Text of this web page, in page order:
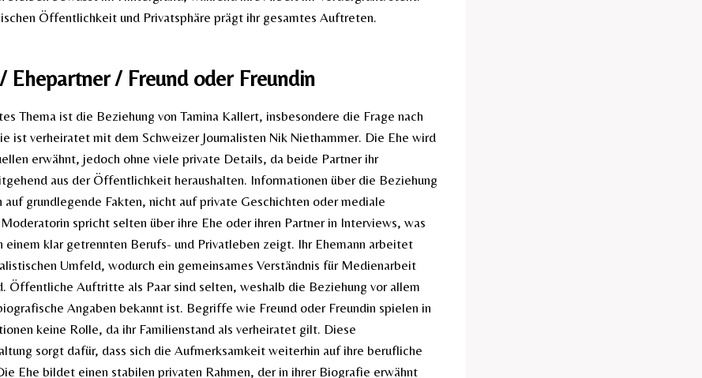
Öffentlichkeit und Privatsphäre prägt ihr gesamtes Auftreten.
Ehepartner / Freund oder Freundin
Thema ist die Beziehung von Tamina Kallert, insbesondere die Frage nach
ist verheiratet mit dem Schweizer Journalisten Nik Niethammer. Die Ehe wird
erwähnt, jedoch ohne viele private Details, da beide Partner ihr
aus der Öffentlichkeit heraushalten. Informationen über die Beziehung
auf grundlegende Fakten, nicht auf private Geschichten oder mediale
spricht selten über ihre Ehe oder ihren Partner in Interviews, was
einem klar getrennten Berufs- und Privatleben zeigt. Ihr Ehemann arbeitet
Umfeld, wodurch ein gemeinsames Verständnis für Medienarbeit
Öffentliche Auftritte als Paar sind selten, weshalb die Beziehung vor allem
Angaben bekannt ist. Begriffe wie Freund oder Freundin spielen in
keine Rolle, da ihr Familienstand als verheiratet gilt. Diese
sorgt dafür, dass sich die Aufmerksamkeit weiterhin auf ihre berufliche
Ehe bildet einen stabilen privaten Rahmen, der in ihrer Biografie erwähnt